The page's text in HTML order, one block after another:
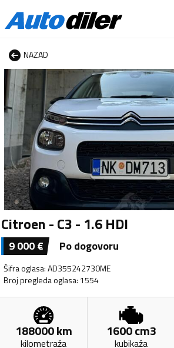
NAZAD
Citroen - C3 - 1.6 HDI
9 000€ Po dogovoru
Šifra oglasa:AD355242730ME
Broj pregleda oglasa: 1554
188000km
kilometraža
1600cm3
kubikaža